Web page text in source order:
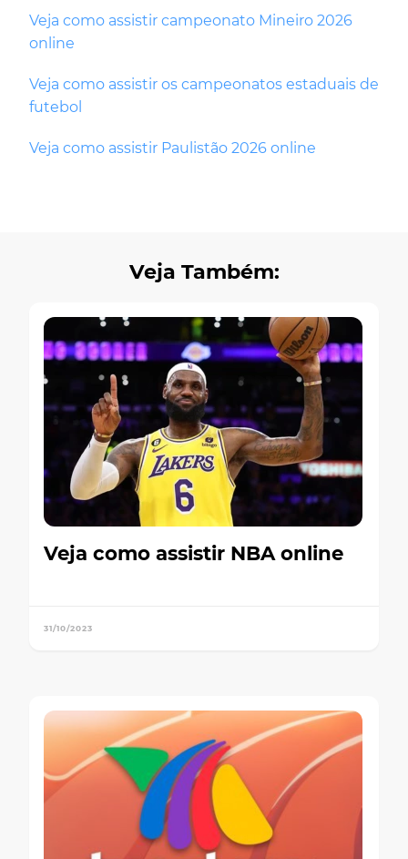
Veja como assistir campeonato Mineiro 2026
online
Veja como assistir os campeonatos estaduais de
futebol
Veja como assistir Paulistão 2026 online
Veja Também:
Veja como assistir NBA online
31/10/2023